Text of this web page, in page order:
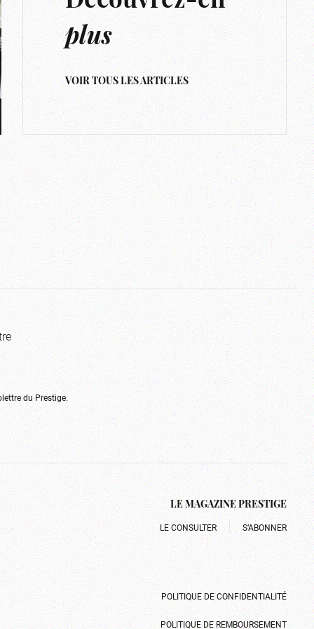
plus
VOIR TOUS LES ARTICLES
du Prestige.
LE MAGAZINE PRESTIGE
LE CONSULTER S’ABONNER
POLITIQUE DE CONFIDENTIALITÉ
POLITIQUE DE REMBOURSEMENT